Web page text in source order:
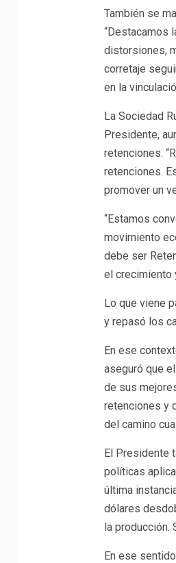
También se
“Destacamos
distorsiones,
corretaje
en la
La Sociedad
Presidente,
retenciones.
retenciones.
promover un
“Estamos
movimiento
debe ser
el crecimiento
Lo que viene
y repasó los
En ese
aseguró que
de sus
retenciones y
del camino
El Presidente
políticas
última
dólares
la producción.
En ese